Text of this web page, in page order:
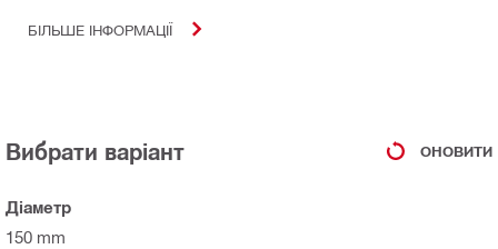
БІЛЬШЕ ІНФОРМАЦІЇ
Вибрати варіант ОНОВИТИ
Діаметр
150 mm